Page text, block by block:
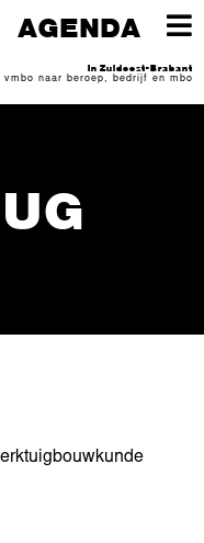
AGENDA
In Zuidoost-Brabant
vmbo naar beroep, bedrijf en mbo